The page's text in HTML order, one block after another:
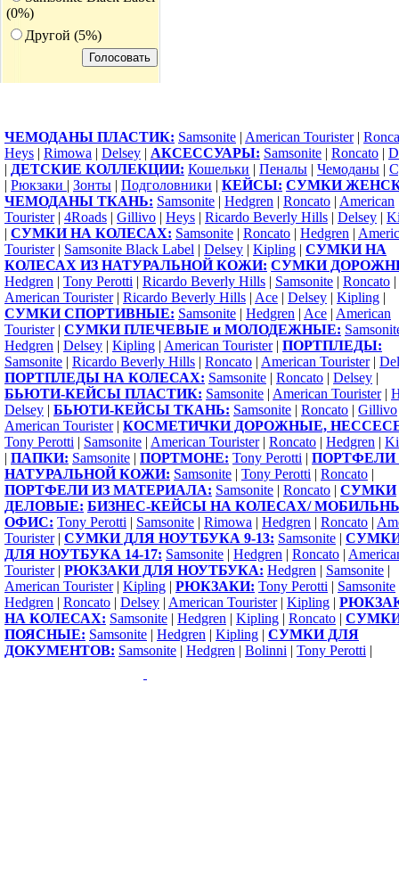
(0%)
Другoй (5%)
ЧЕМОДАНЫ ПЛАСТИК: Samsonite | American Tourister|
Heys | Rimowa | Delsey | АКСЕССУАРЫ: Samsonite | Roncato |
| ДЕТСКИЕ КОЛЛЕКЦИИ: Кошельки | Пеналы | Чемоданы |
| Рюкзаки | Зонты | Подголовники | КЕЙСЫ: СУМКИ
ЧЕМОДАНЫ ТКАНЬ: Samsonite | Hedgren | Roncato | American
Tourister| 4Roads | Gillivo | Heys | Ricardo Beverly Hills | Delsey |
| СУМКИ НА КОЛЕСАХ: Samsonite | Roncato | Hedgren |
Tourister| Samsonite Black Label | Delsey | Kipling | СУМКИ НА
КОЛЕСАХ ИЗ НАТУРАЛЬНОЙ КОЖИ: СУМКИ
Hedgren | Tony Perotti | Ricardo Beverly Hills | Samsonite | Roncato |
American Tourister| Ricardo Beverly Hills | Ace | Delsey | Kipling |
СУМКИ СПОРТИВНЫЕ: Samsonite | Hedgren | Ace | American
Tourister| СУМКИ ПЛЕЧЕВЫЕ и МОЛОДЕЖНЫЕ:
Hedgren | Delsey | Kipling | American Tourister| ПОРТПЛЕДЫ:
Samsonite | Ricardo Beverly Hills | Roncato | American Tourister|
ПОРТПЛЕДЫ НА КОЛЕСАХ: Samsonite | Roncato | Delsey |
БЬЮТИ-КЕЙСЫ ПЛАСТИК: Samsonite | American Tourister|
Delsey | БЬЮТИ-КЕЙСЫ ТКАНЬ: Samsonite | Roncato | Gillivo
American Tourister| КОСМЕТИЧКИ ДОРОЖНЫЕ,
Tony Perotti | Samsonite | American Tourister| Roncato | Hedgren |
| ПАПКИ: Samsonite | ПОРТМОНЕ: Tony Perotti | ПОРТФЕЛИ
НАТУРАЛЬНОЙ КОЖИ: Samsonite | Tony Perotti | Roncato |
ПОРТФЕЛИ ИЗ МАТЕРИАЛА: Samsonite | Roncato | СУМКИ
ДЕЛОВЫЕ: БИЗНЕС-КЕЙСЫ НА КОЛЕСАХ/
ОФИС: Tony Perotti | Samsonite | Rimowa | Hedgren | Roncato |
Tourister| СУМКИ ДЛЯ НОУТБУКА 9-13: Samsonite |
ДЛЯ НОУТБУКА 14-17: Samsonite | Hedgren | Roncato |
Tourister| РЮКЗАКИ ДЛЯ НОУТБУКА: Hedgren | Samsonite |
American Tourister| Kipling | РЮКЗАКИ: Tony Perotti | Samsonite
Hedgren | Roncato | Delsey | American Tourister| Kipling |
НА КОЛЕСАХ: Samsonite | Hedgren | Kipling | Roncato |
ПОЯСНЫЕ: Samsonite | Hedgren | Kipling | СУМКИ ДЛЯ
ДОКУМЕНТОВ: Samsonite | Hedgren | Bolinni | Tony Perotti |